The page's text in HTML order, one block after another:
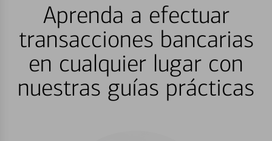
Aprenda a efectuar
transacciones bancarias
en cualquier lugar con
nuestras guías prácticas